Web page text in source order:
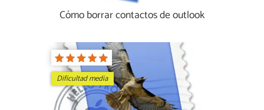
Cómo borrar contactos de outlook
Dificultad media